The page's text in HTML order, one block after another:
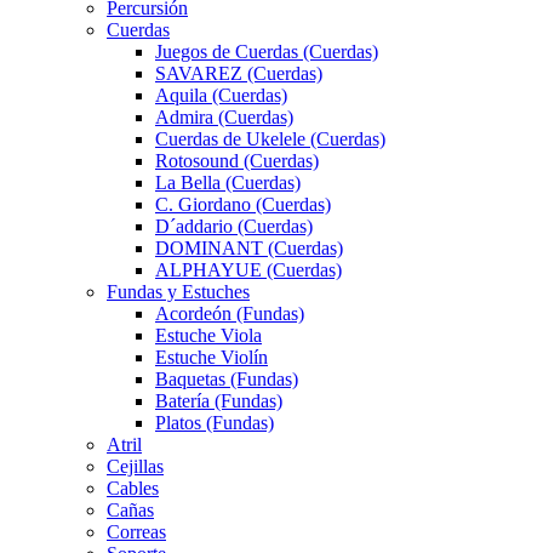
Percursión
Cuerdas
Juegos de Cuerdas (Cuerdas)
SAVAREZ (Cuerdas)
Aquila (Cuerdas)
Admira (Cuerdas)
Cuerdas de Ukelele (Cuerdas)
Rotosound (Cuerdas)
La Bella (Cuerdas)
C. Giordano (Cuerdas)
D´addario (Cuerdas)
DOMINANT (Cuerdas)
ALPHAYUE (Cuerdas)
Fundas y Estuches
Acordeón (Fundas)
Estuche Viola
Estuche Violín
Baquetas (Fundas)
Batería (Fundas)
Platos (Fundas)
Atril
Cejillas
Cables
Cañas
Correas